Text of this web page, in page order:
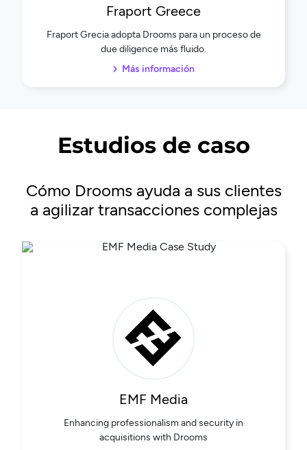
Fraport Greece
Fraport Grecia adopta Drooms para un proceso de
due diligence más fluido.
Más información
Estudios de caso
Cómo Drooms ayuda a sus clientes
a agilizar transacciones complejas
EMF Media
Enhancing professionalism and security in
acquisitions with Drooms